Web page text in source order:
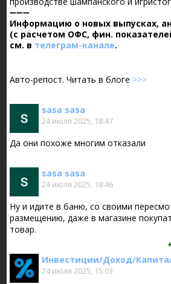
➖➖➖
Информацию о новых выпусках,
(с расчетом ОФС, фин.
см. в телеграм-канале.
Авто-репост. Читать в блоге >>>
sasa sasa
24 июля 2025, 18:47
Да они похоже многим отказали
sasa sasa
24 июля 2025, 18:46
Ну и идите в баню, со своими
размещению, даже в магазине
товар.
Инвестиции/Доход/
24 июля 2025, 15:03